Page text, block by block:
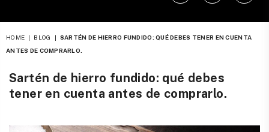
HOME | BLOG | SARTÉN DE HIERRO FUNDIDO: QUÉ DEBES TENER EN CUENTA
ANTES DE COMPRARLO.
Sartén de hierro fundido: qué debes
tener en cuenta antes de comprarlo.